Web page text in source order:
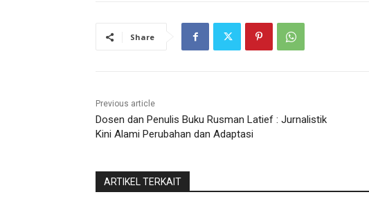
Share
Previous article
Dosen dan Penulis Buku Rusman Latief : Jurnalistik
Kini Alami Perubahan dan Adaptasi
ARTIKEL TERKAIT